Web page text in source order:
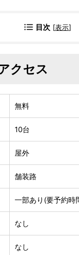
目次 [表示]
クセス
無料
10台
屋外
舗装路
一部あり(要予約時
なし
なし